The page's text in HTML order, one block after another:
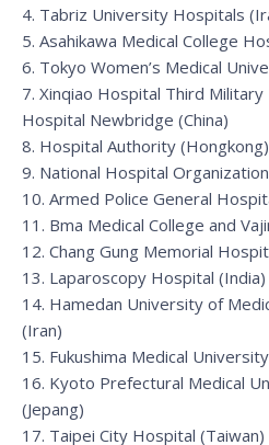
4. Tabriz University Hospitals
5. Asahikawa Medical College
6. Tokyo Women’s Medical
7. Xinqiao Hospital Third
Hospital Newbridge (China)
8. Hospital Authority (Hongkong)
9. National Hospital
10. Armed Police General
11. Bma Medical College and
12. Chang Gung Memorial
13. Laparoscopy Hospital (India)
14. Hamedan University of
(Iran)
15. Fukushima Medical
16. Kyoto Prefectural Medical
(Jepang)
17. Taipei City Hospital (Taiwan)